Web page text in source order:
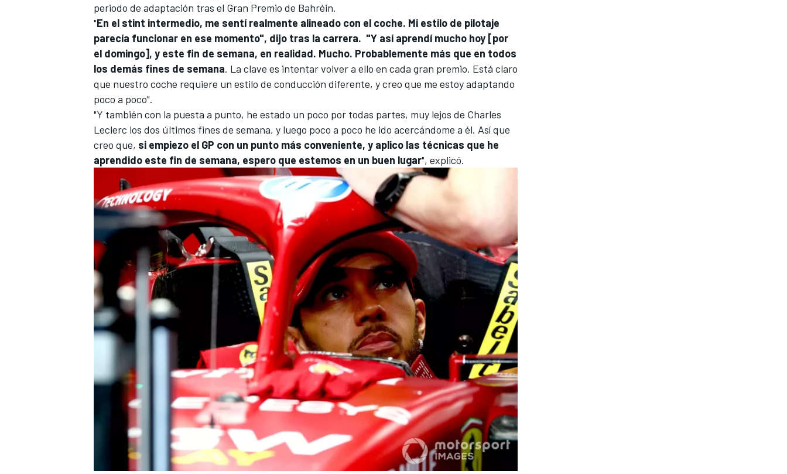
periodo de adaptación tras el Gran Premio de Bahréin.
"En el stint intermedio, me sentí realmente alineado con el coche. Mi estilo de pilotaje
parecía funcionar en ese momento", dijo tras la carrera. "Y así aprendí mucho hoy [por
el domingo], y este fin de semana, en realidad. Mucho. Probablemente más que en todos
los demás fines de semana. La clave es intentar volver a ello en cada gran premio. Está claro
que nuestro coche requiere un estilo de conducción diferente, y creo que me estoy adaptando
poco a poco".
"Y también con la puesta a punto, he estado un poco por todas partes, muy lejos de Charles
Leclerc los dos últimos fines de semana, y luego poco a poco he ido acercándome a él. Así que
creo que, si empiezo el GP con un punto más conveniente, y aplico las técnicas que he
aprendido este fin de semana, espero que estemos en un buen lugar", explicó.